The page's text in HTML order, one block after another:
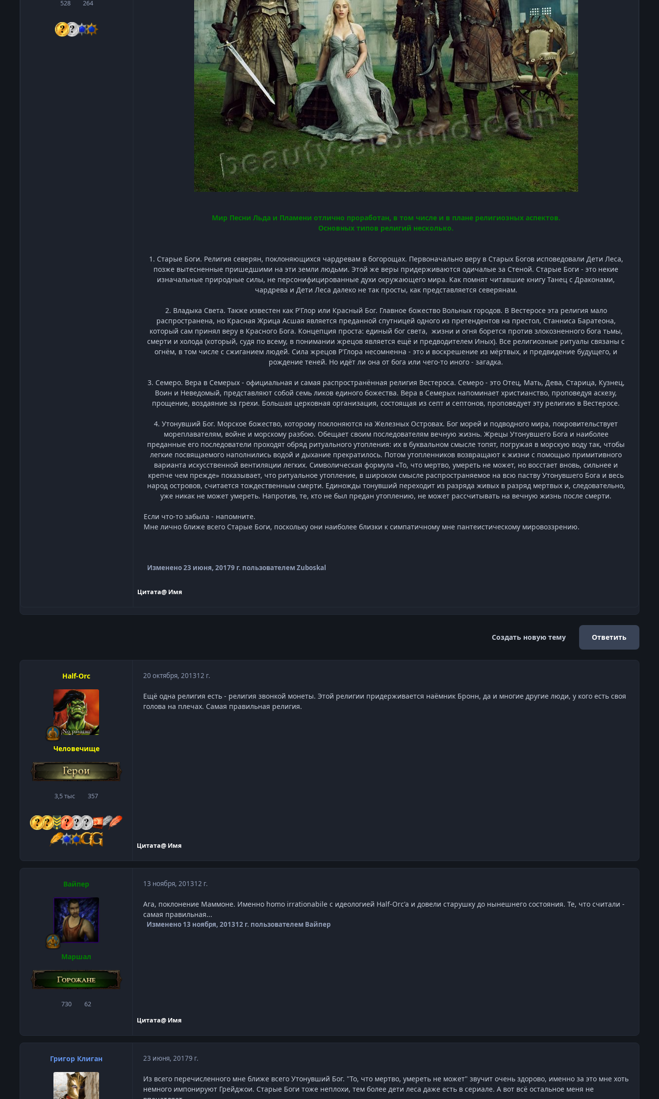
528
сообщения
264Репутация
Мир Песни Льда и Пламени отлично проработан, в том числе и в плане религиозных аспектов.
Основных типов религий несколько.
1. Старые Боги. Религия северян, поклоняющихся чардревам в богорощах. Первоначально веру в Старых Богов исповедовали Дети Леса,
позже вытесненные пришедшими на эти земли людьми. Этой же веры придерживаются одичалые за Стеной. Старые Боги - это некие
изначальные природные силы, не персонифицированные духи окружающего мира. Как помнят читавшие книгу Танец с Драконами,
чардрева и Дети Леса далеко не так просты, как представляется северянам.
2. Владыка Света. Также известен как Р'Глор или Красный Бог. Главное божество Вольных городов. В Вестеросе эта религия мало
распространена, но Красная Жрица Асшая является преданной спутницей одного из претендентов на престол, Станниса Баратеона,
который сам принял веру в Красного Бога. Концепция проста: единый бог света, жизни и огня борется против злокозненного бога тьмы,
смерти и холода (который, судя по всему, в понимании жрецов является ещё и предводителем Иных). Все религиозные ритуалы связаны с
огнём, в том числе с сжиганием людей. Сила жрецов Р'Глора несомненна - это и воскрешение из мёртвых, и предвидение будущего, и
рождение теней. Но идёт ли она от бога или чего-то иного - загадка.
3. Семеро. Вера в Семерых - официальная и самая распространённая религия Вестероса. Семеро - это Отец, Мать, Дева, Старица, Кузнец,
Воин и Неведомый, представляют собой семь ликов единого божества. Вера в Семерых напоминает христианство, проповедуя аскезу,
прощение, воздаяние за грехи. Большая церковная организация, состоящая из септ и септонов, проповедует эту религию в Вестеросе.
4. Утонувший Бог. Морское божество, которому поклоняются на Железных Островах. Бог морей и подводного мира, покровительствует
мореплавателям, войне и морскому разбою. Обещает своим последователям вечную жизнь. Жрецы Утонувшего Бога и наиболее
преданные его последователи проходят обряд ритуального утопления: их в буквальном смысле топят, погружая в морскую воду так, чтобы
легкие посвящаемого наполнились водой и дыхание прекратилось. Потом утопленников возвращают к жизни с помощью примитивного
варианта искусственной вентиляции легких. Символическая формула «То, что мертво, умереть не может, но восстает вновь, сильнее и
крепче чем прежде» показывает, что ритуальное утопление, в широком смысле распространяемое на всю паству Утонувшего Бога и весь
народ островов, считается тождественным смерти. Единожды тонувший переходит из разряда живых в разряд мертвых и, следовательно,
уже никак не может умереть. Напротив, те, кто не был предан утоплению, не может рассчитывать на вечную жизнь после смерти.
Если что-то забыла - напомните.
Мне лично ближе всего Старые Боги, поскольку они наиболее близки к симпатичному мне пантеистическому мировоззрению.
Изменено23 июня, 20179 г. пользователем Zuboskal
Цитата@ Имя
Создать новую тему Ответить
Half-Orc
Человечище
3,5 тыссообщения
357Репутация
20 октября, 201312 г.
Ещё одна религия есть - религия звонкой монеты. Этой религии придерживается наёмник Бронн, да и многие другие люди, у кого есть своя
голова на плечах. Самая правильная религия.
Цитата@ Имя
Вайпер
Маршал
730сообщения
62Репутация
13 ноября, 201312 г.
Ага, поклонение Маммоне. Именно homo irrationabile c идеологией Half-Orc'a и довели старушку до нынешнего состояния. Те, что считали -
самая правильная...
Изменено 13 ноября, 201312 г. пользователем Вайпер
Цитата@ Имя
Григор Клиган 23 июня, 20179 г.
Из всего перечисленного мне ближе всего Утонувший Бог. "То, что мертво, умереть не может" звучит очень здорово, именно за это мне хоть
немного импонируют Грейджои. Старые Боги тоже неплохи, тем более дети леса даже есть в сериале. А вот всё остальное меня не